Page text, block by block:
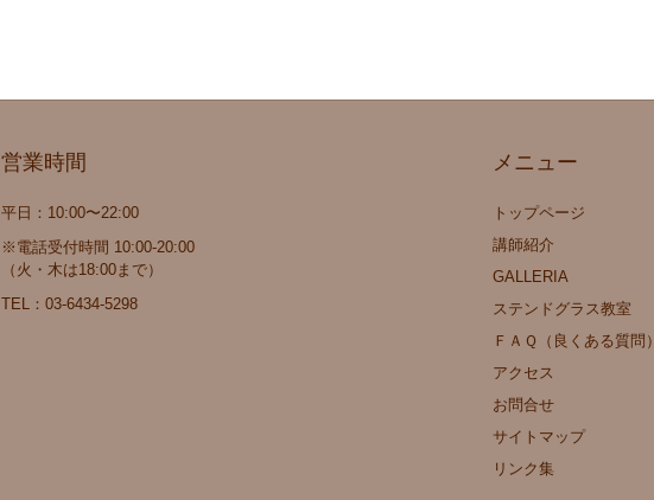
営業時間
平日：10:00〜22:00
※電話受付時間 10:00-20:00
（火・木は18:00まで）
TEL：03-6434-5298
メニュー
トップページ
講師紹介
GALLERIA
ステンドグラス教室
ＦＡＱ（良くある質問）
アクセス
お問合せ
サイトマップ
リンク集